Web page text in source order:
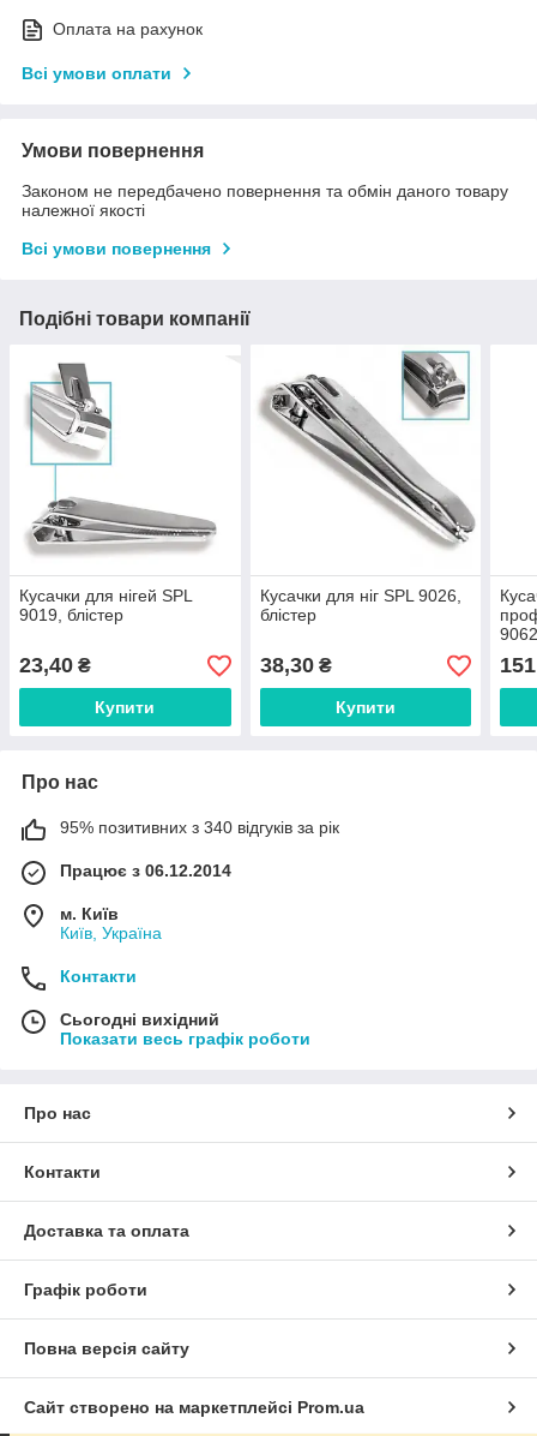
Оплата на рахунок
Всі умови оплати
Умови повернення
Законом не передбачено повернення та обмін даного товару
належної якості
Всі умови повернення
Подібні товари компанії
Кусачки для нігей SPL
9019, блістер
23,40 ₴
Купити
Кусачки для ніг SPL 9026,
блістер
38,30₴
Купити
Про нас
95% позитивних з 340 відгуків за рік
Працює з 06.12.2014
м. Київ
Київ, Україна
Контакти
Сьогодні вихідний
Показати весь графік роботи
Про нас
Контакти
Доставка та оплата
Графік роботи
Повна версія сайту
Сайт створено на маркетплейсі Prom.ua